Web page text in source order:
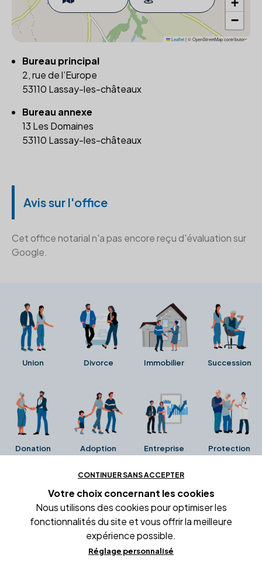
−
Leaflet|© OpenStreetMap contributors
Bureau principal
2, rue de l’Europe
53110 Lassay-les-châteaux
Bureau annexe
13 Les Domaines
53110 Lassay-les-châteaux
Avis sur l'office
Cet office notarial n'a pas encore reçu d'évaluation sur
Google.
Union Divorce Immobilier Succession
Donation Adoption Entreprise Protection
Ces avis proviennent directement de la fiche Google
Business de l'office notarial. Ils n'ont ni été collectés ni
été vérifiés par Alexia.fr.
Conditions générales d'utilisation
CONTINUER SANS ACCEPTER
Votre choix concernant les cookies
Nous utilisons des cookies pour optimiser les
fonctionnalités du site et vous offrir la meilleure
expérience possible.
Réglage personnalisé